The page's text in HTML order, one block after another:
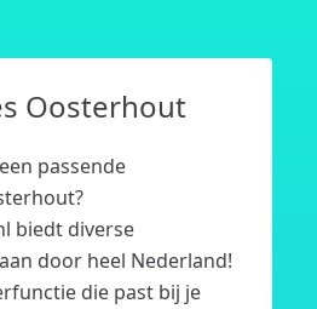
Oosterhout
passende
biedt diverse
door heel Nederland!
die past bij je